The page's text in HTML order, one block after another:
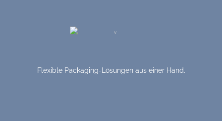
Flexible Packaging-Lösungen aus einer Hand.